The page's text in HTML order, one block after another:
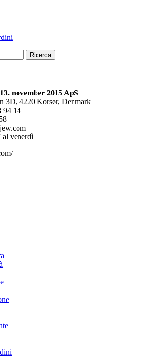
Ricerca
november 2015 ApS
3D, 4220 Korsør, Denmark
94 14
al venerdì